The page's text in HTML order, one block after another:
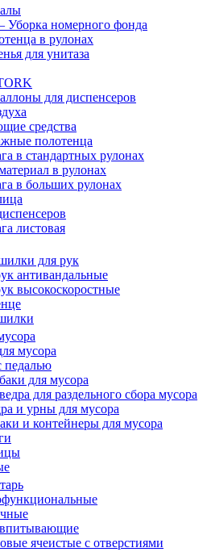
Уборка номерного фонда
в рулонах
для унитаза
для диспенсеров
средства
полотенца
в стандартных рулонах
в рулонах
в больших рулонах
листовая
для рук
антивандальные
высокоскоростные
мусора
педалью
для мусора
для раздельного сбора мусора
и урны для мусора
и контейнеры для мусора
ячеистые с отверстиями